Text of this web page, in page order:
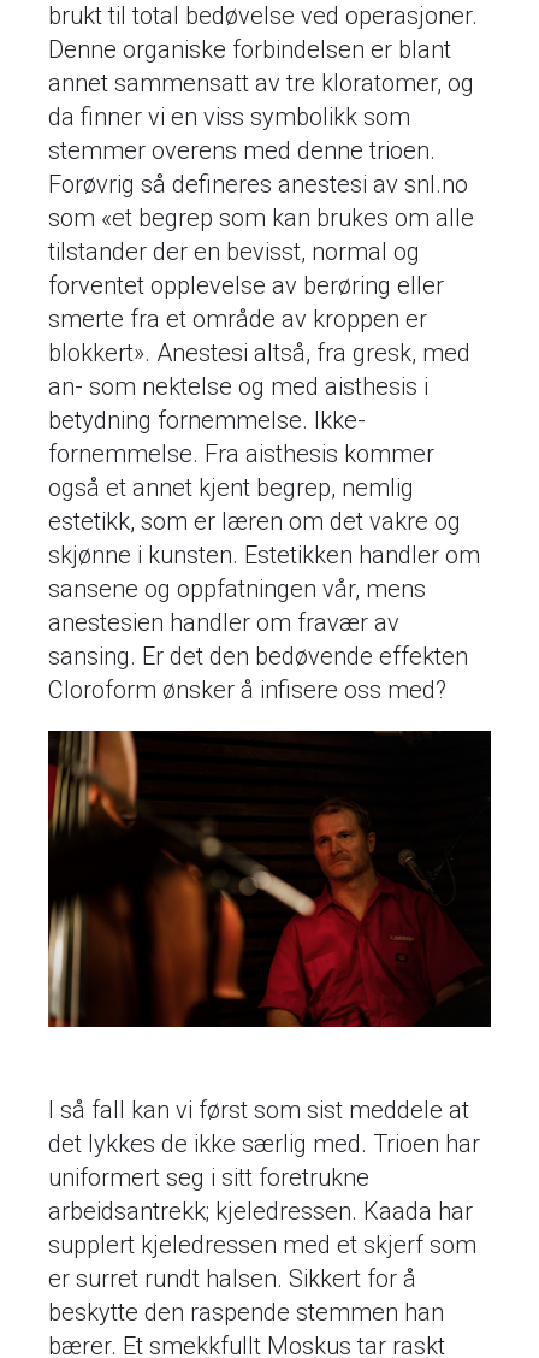
brukt til total bedøvelse ved operasjoner.
Denne organiske forbindelsen er blant
annet sammensatt av tre kloratomer, og
da finner vi en viss symbolikk som
stemmer overens med denne trioen.
Forøvrig så defineres anestesi av snl.no
som «et begrep som kan brukes om alle
tilstander der en bevisst, normal og
forventet opplevelse av berøring eller
smerte fra et område av kroppen er
blokkert». Anestesi altså, fra gresk, med
an- som nektelse og med aisthesis i
betydning fornemmelse. Ikke-
fornemmelse. Fra aisthesis kommer
også et annet kjent begrep, nemlig
estetikk, som er læren om det vakre og
skjønne i kunsten. Estetikken handler om
sansene og oppfatningen vår, mens
anestesien handler om fravær av
sansing. Er det den bedøvende effekten
Cloroform ønsker å infisere oss med?
I så fall kan vi først som sist meddele at
det lykkes de ikke særlig med. Trioen har
uniformert seg i sitt foretrukne
arbeidsantrekk; kjeledressen. Kaada har
supplert kjeledressen med et skjerf som
er surret rundt halsen. Sikkert for å
beskytte den raspende stemmen han
bærer. Et smekkfullt Moskus tar raskt